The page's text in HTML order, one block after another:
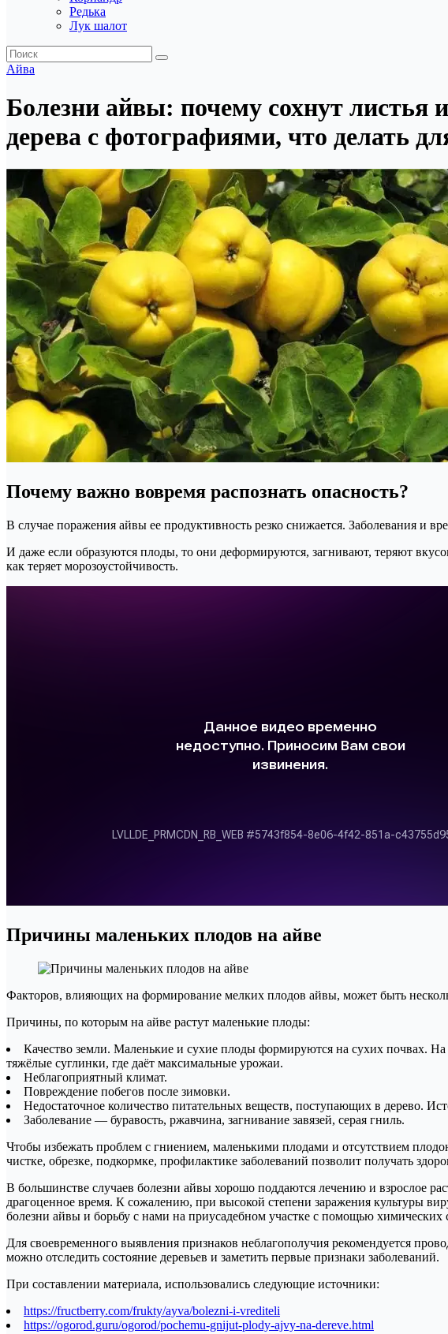
Редька
Лук шалот
Айва
Болезни айвы: почему сохнут листья
дерева с фотографиями, что делать
Почему важно вовремя распознать опасность?
В случае поражения айвы ее продуктивность резко снижается. Заболевания и
И даже если образуются плоды, то они деформируются, загнивают, теряют
как теряет морозоустойчивость.
Причины маленьких плодов на айве
Факторов, влияющих на формирование мелких плодов айвы, может быть
Причины, по которым на айве растут маленькие плоды:
Качество земли. Маленькие и сухие плоды формируются на сухих почвах.
тяжёлые суглинки, где даёт максимальные урожаи.
Неблагоприятный климат.
Повреждение побегов после зимовки.
Недостаточное количество питательных веществ, поступающих в дерево.
Заболевание — буравость, ржавчина, загнивание завязей, серая гниль.
Чтобы избежать проблем с гниением, маленькими плодами и отсутствием
чистке, обрезке, подкормке, профилактике заболеваний позволит получать
В большинстве случаев болезни айвы хорошо поддаются лечению и взрослое
драгоценное время. К сожалению, при высокой степени заражения культуры
болезни айвы и борьбу с нами на приусадебном участке с помощью
Для своевременного выявления признаков неблагополучия рекомендуется
можно отследить состояние деревьев и заметить первые признаки заболеваний.
При составлении материала, использовались следующие источники:
https://fructberry.com/frukty/ayva/bolezni-i-vrediteli
https://ogorod.guru/ogorod/pochemu-gnijut-plody-ajvy-na-dereve.html